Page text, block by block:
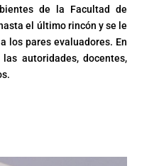
de la Facultad de
el último rincón y se le
los pares evaluadores. En
autoridades, docentes,